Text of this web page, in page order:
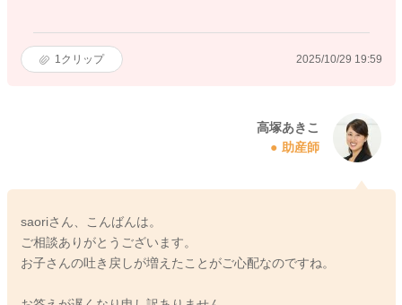
1 クリップ 2025/10/29 19:59
高塚あきこ
助産師
saoriさん、こんばんは。
ご相談ありがとうございます。
お子さんの吐き戻しが増えたことがご心配なのですね。